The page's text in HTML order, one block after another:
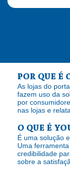
POR QUE É
As lojas do
fazem uso da
por
nas lojas e
O QUE É
É uma solução
Uma
credibilidade
sobre a